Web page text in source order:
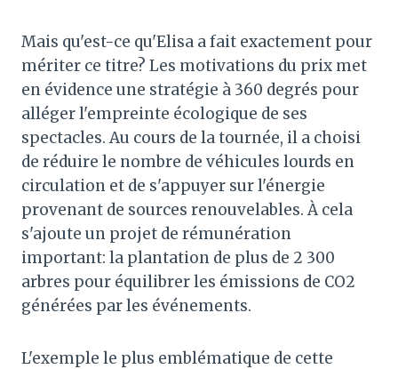
Mais qu'est-ce qu'Elisa a fait exactement pour
mériter ce titre? Les motivations du prix met
en évidence une stratégie à 360 degrés pour
alléger l'empreinte écologique de ses
spectacles. Au cours de la tournée, il a choisi
de réduire le nombre de véhicules lourds en
circulation et de s'appuyer sur l'énergie
provenant de sources renouvelables. À cela
s'ajoute un projet de rémunération
important: la plantation de plus de 2 300
arbres pour équilibrer les émissions de CO2
générées par les événements.
L'exemple le plus emblématique de cette